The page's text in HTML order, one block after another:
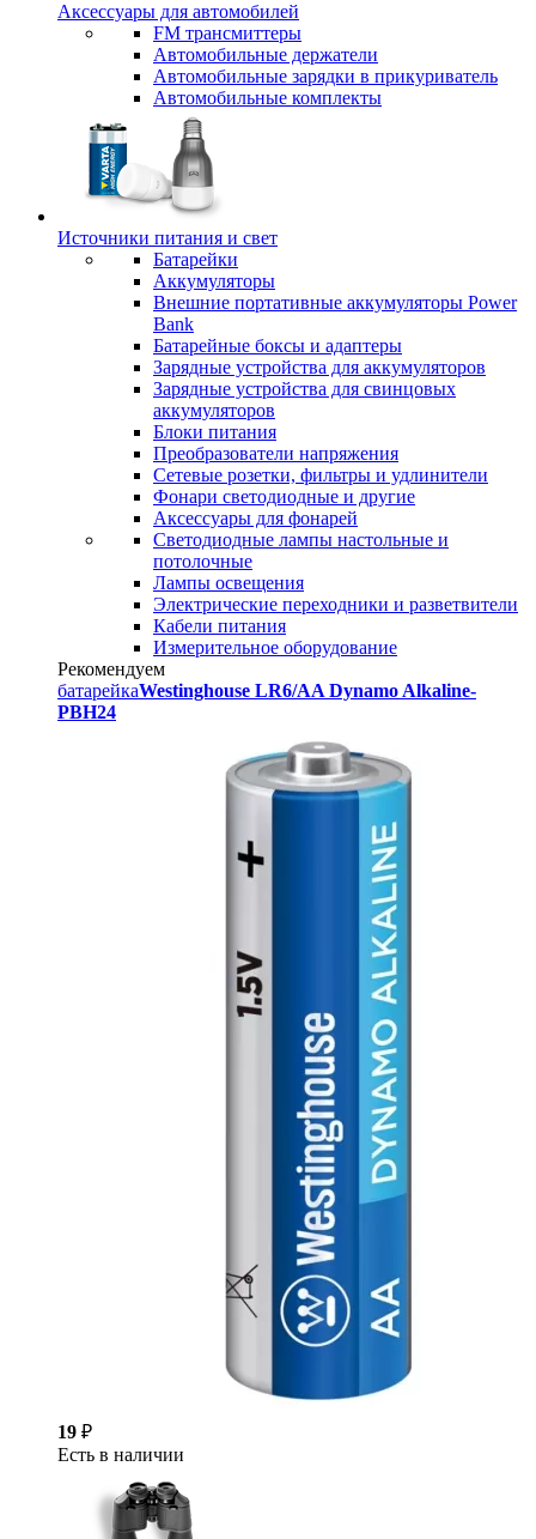
Аксессуары для автомобилей
FM трансмиттеры
Автомобильные держатели
Автомобильные зарядки в прикуриватель
Автомобильные комплекты
Источники питания и свет
Батарейки
Аккумуляторы
Внешние портативные аккумуляторы Power
Bank
Батарейные боксы и адаптеры
Зарядные устройства для аккумуляторов
Зарядные устройства для свинцовых
аккумуляторов
Блоки питания
Преобразователи напряжения
Сетевые розетки, фильтры и удлинители
Фонари светодиодные и другие
Аксессуары для фонарей
Светодиодные лампы настольные и
потолочные
Лампы освещения
Электрические переходники и разветвители
Кабели питания
Измерительное оборудование
Рекомендуем
батарейкаWestinghouse LR6/AA Dynamo Alkaline-
PBH24
19 ₽
Есть в наличии